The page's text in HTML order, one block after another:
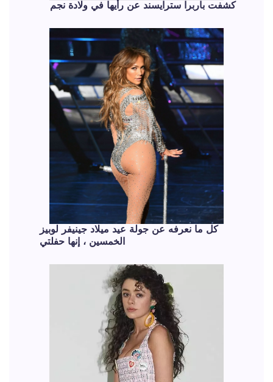
كشفت باربرا سترايسند عن رأيها في ولادة نجم
كل ما نعرفه عن جولة عيد ميلاد جينيفر لوبيز
الخمسين ، إنها حفلتي